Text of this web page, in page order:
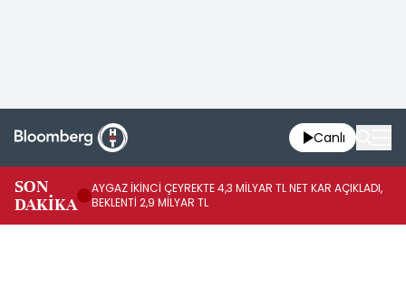
Canlı
SON
DAKİKA
AYGAZ İKİNCİ ÇEYREKTE 4,3 MİLYAR TL NET KAR AÇIKLADI,
BEKLENTİ 2,9 MİLYAR TL